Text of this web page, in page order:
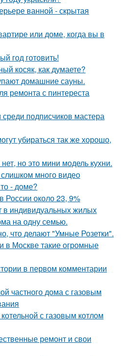
ванной - скрытая
или доме, когда вы в
год готовить!
косяк, как думаете?
домашние сауны.
ремонта с пинтереста
подписчиков мастера
убираться так же хорошо,
но это мини модель кухни.
много видео
- доме?
России около 23, 9%
в индивидуальных жилых
на одну семью.
что делают "Умные Розетки".
в Москве такие огромные
в первом комментарии
частного дома с газовым
с газовым котлом
ремонт и свои